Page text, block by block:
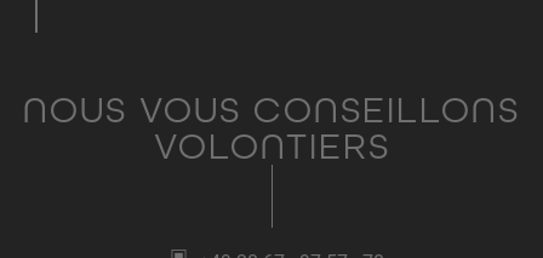
NOUS VOUS CONSEILLONS
VOLONTIERS